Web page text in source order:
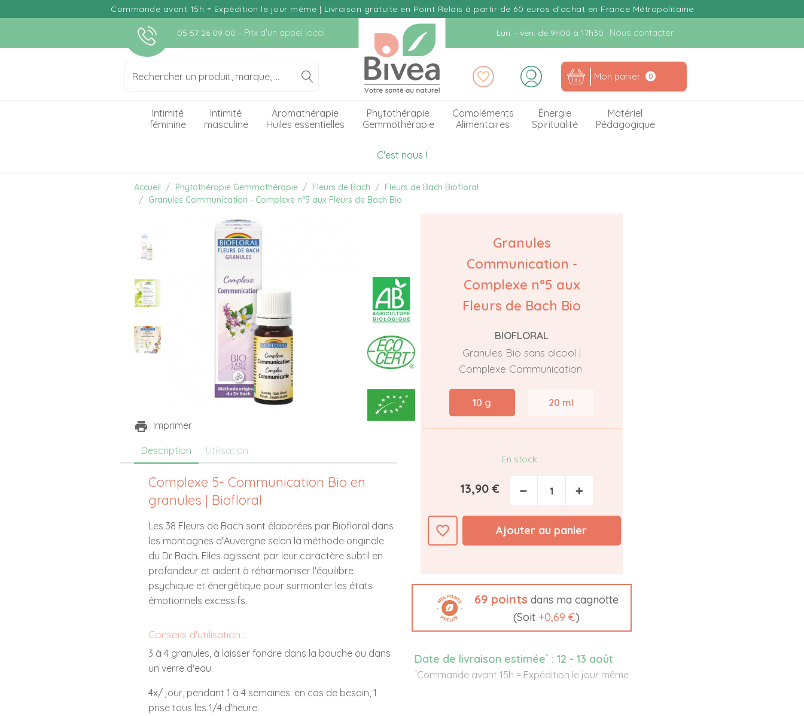
Commande avant 15h = Expédition le jour même | Livraison gratuite en Point Relais à partir de 60 euros d'achat en France Métropolitaine
05 57 26 09 00 - Prix d'un appel local Lun. - ven. de 9h00 à 17h30 Nous contacter
Mon panier 0
Intimité
féminine
Intimité
masculine
Aromathérapie
Huiles essentielles
Phytothérapie
Gemmothérapie
Compléments
Alimentaires
Énergie
Spiritualité
Matériel
Pédagogique
C'est nous !
Accueil Phytothérapie Gemmothérapie Fleurs de Bach
Fleurs de Bach Biofloral
Granules Communication - Complexe n°5 aux Fleurs de Bach Bio
Imprimer
Granules
Communication -
Complexe n°5 aux
Fleurs de Bach Bio
BIOFLORAL
Granules Bio sans alcool |
Complexe Communication
10 g 20 ml
En stock
13,90 € − +
favorite_border Ajouter au panier
69 points dans ma cagnotte
(Soit +0,69 €)
Date de livraison estimée* : 12 - 13 août
*Commande avant 15h = Expédition le jour même
Description Utilisation
Complexe 5- Communication Bio en
granules | Biofloral
Les 38 Fleurs de Bach sont élaborées par Biofloral dans
les montagnes d'Auvergne selon la méthode originale
du Dr Bach. Elles agissent par leur caractère subtil en
profondeur et aident à réharmoniser l'équilibre
psychique et énergétique pour surmonter les états
émotionnels excessifs.
Conseils d'utilisation :
3 à 4 granules, à laisser fondre dans la bouche ou dans
un verre d'eau.
4x/ jour, pendant 1 à 4 semaines. en cas de besoin, 1
prise tous les 1/4 d'heure.